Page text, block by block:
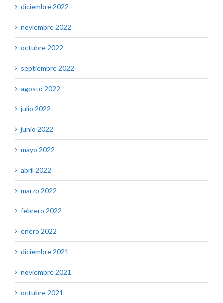
diciembre 2022
noviembre 2022
octubre 2022
septiembre 2022
agosto 2022
julio 2022
junio 2022
mayo 2022
abril 2022
marzo 2022
febrero 2022
enero 2022
diciembre 2021
noviembre 2021
octubre 2021